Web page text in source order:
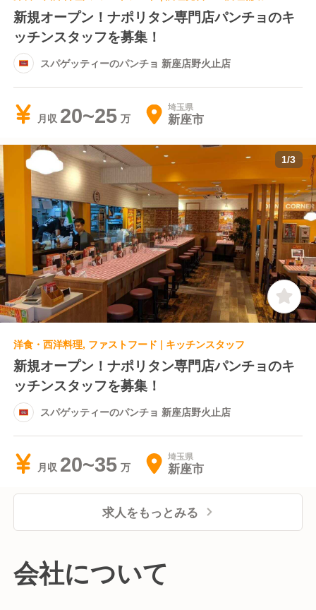
新規オープン！ナポリタン専門店パンチョのキ
ッチンスタッフを募集！
スパゲッティーのパンチョ 新座店野火止店
月収 20~25 埼玉県
新座市
1/3
洋食・西洋料理, ファストフード | キッチンスタッフ
新規オープン！ナポリタン専門店パンチョのキ
ッチンスタッフを募集！
スパゲッティーのパンチョ 新座店野火止店
月収 20~35 埼玉県
新座市
求人をもっとみる
会社について